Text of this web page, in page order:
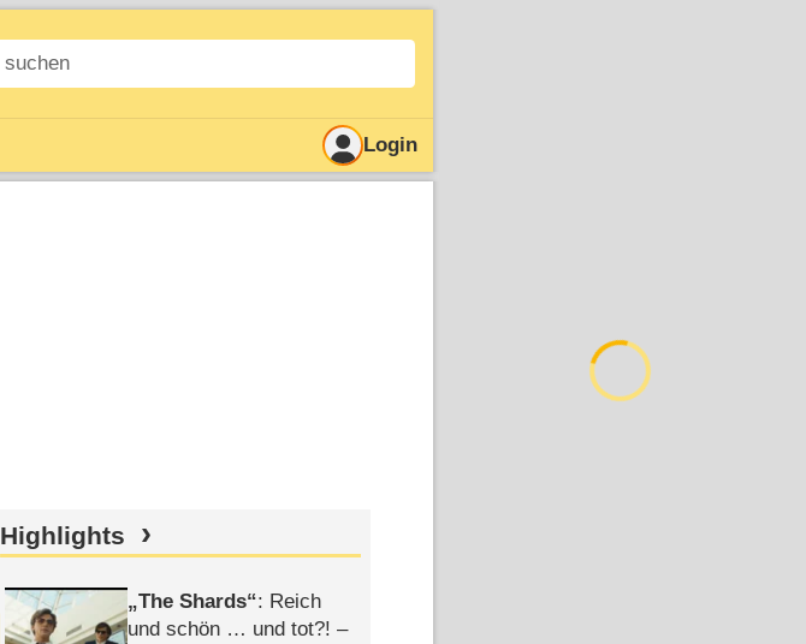
Login
Highlights
The Shards : Reich
und schön … und tot?! –